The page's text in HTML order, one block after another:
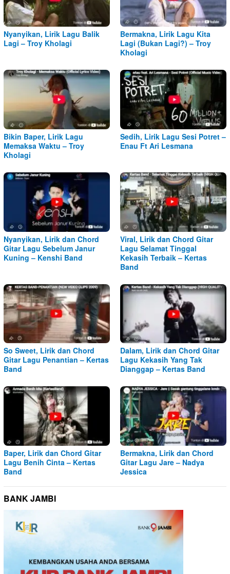
Nyanyikan, Lirik Lagu Balik
Lagi – Troy Kholagi
Bermakna, Lirik Lagu Kita
Lagi (Bukan Lagi?) – Troy
Kholagi
Bikin Baper, Lirik Lagu
Memaksa Waktu – Troy
Kholagi
Sedih, Lirik Lagu Sesi Potret –
Enau Ft Ari Lesmana
Nyanyikan, Lirik dan Chord
Gitar Lagu Sebelum Janur
Kuning – Kenshi Band
Viral, Lirik dan Chord Gitar
Lagu Selamat Tinggal
Kekasih Terbaik – Kertas
Band
So Sweet, Lirik dan Chord
Gitar Lagu Penantian – Kertas
Band
Dalam, Lirik dan Chord Gitar
Lagu Kekasih Yang Tak
Dianggap – Kertas Band
Baper, Lirik dan Chord Gitar
Lagu Benih Cinta – Kertas
Band
Bermakna, Lirik dan Chord
Gitar Lagu Jare – Nadya
Jessica
BANK JAMBI